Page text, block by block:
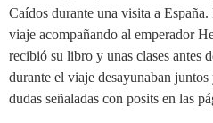
Caídos durante una visita a
viaje acompañando al emperador
recibió su libro y unas clases antes
durante el viaje desayunaban
dudas señaladas con posits en las